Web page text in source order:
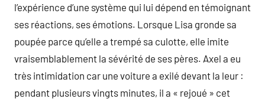
l’expérience d’une système qui lui dépend en témoignant
ses réactions, ses émotions. Lorsque Lisa gronde sa
poupée parce qu’elle a trempé sa culotte, elle imite
vraisemblablement la sévérité de ses pères. Axel a eu
très intimidation car une voiture a exilé devant la leur :
pendant plusieurs vingts minutes, il a « rejoué » cet